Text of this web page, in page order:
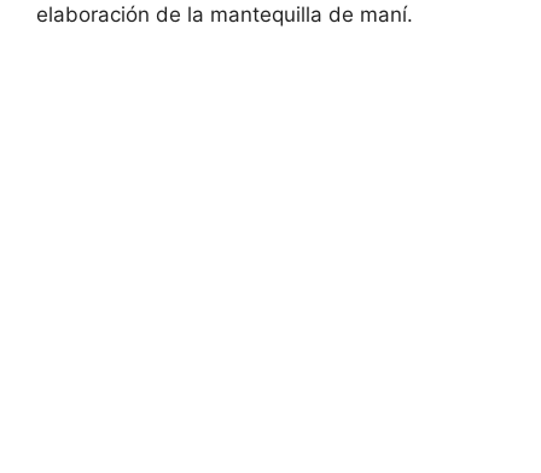
elaboración de la mantequilla de maní.